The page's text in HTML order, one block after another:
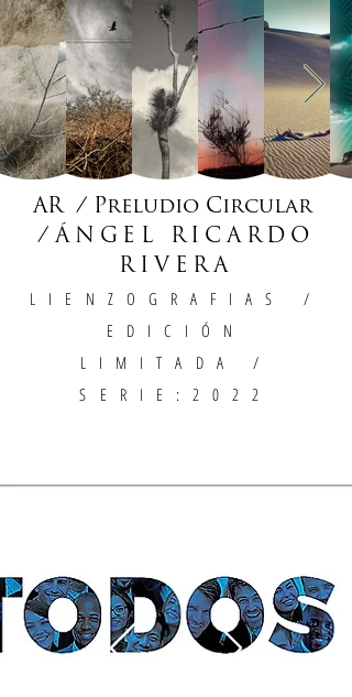
AR / Preludio Circular
/ÁNGEL RICARDO
RIVERA
LIENZOGRAFIAS
/
EDICIÓN
LIMITADA /
SERIE:2022